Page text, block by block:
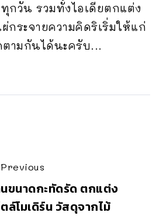
กวัน รวมทั้งไอเดียตกแต่ง
ระจายความคิดริเริ่มให้แก่
ามกันได้นะครับ...
Previous
ขนาดกะทัดรัด ตกแต่ง
ล์โมเดิร์น วัสดุจากไม้